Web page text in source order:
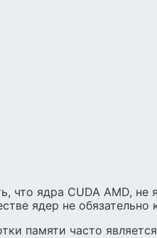
что ядра CUDA AMD,
ядер не
памяти часто